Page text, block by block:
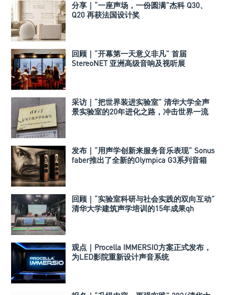
分享｜“一座声场，一份圆满”杰科 Q30、
Q20 再获法国设计奖
回顾｜“开幕第一天意义非凡” 首届
StereoNET 亚洲高级音响及视听展
采访｜“把世界装进实验室” 清华大学全声
景实验室的20年进化之路，冲击世界一流
发布｜“用声学创新来服务音乐表现” Sonus
faber推出了全新的Olympica G3系列音箱
回顾｜“实验室科研与社会实践的双向互动”
清华大学建筑声学培训的15年成果qh
观点｜Procella IMMERSIO方案正式发布，
为LED影院重新设计声音系统